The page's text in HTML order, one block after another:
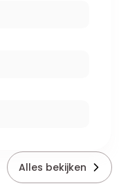
Alles bekijken